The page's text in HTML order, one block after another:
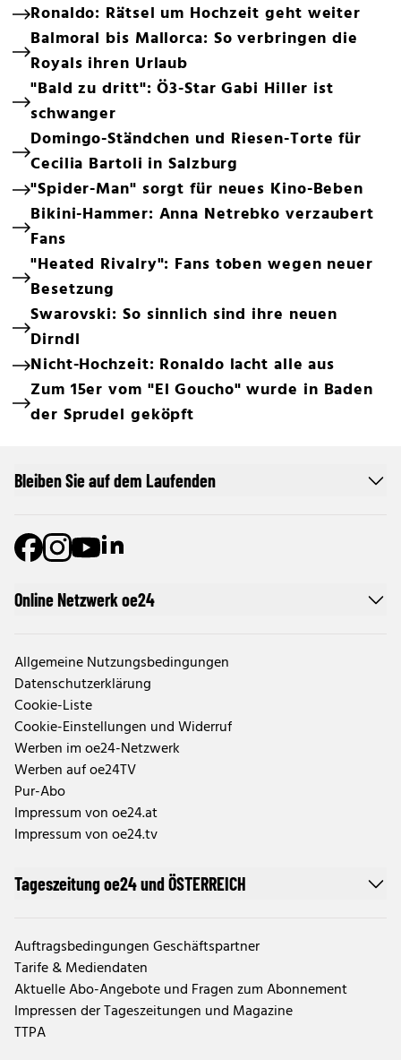
Ronaldo: Rätsel um Hochzeit geht weiter
Balmoral bis Mallorca: So verbringen die
Royals ihren Urlaub
"Bald zu dritt": Ö3-Star Gabi Hiller ist
schwanger
Domingo-Ständchen und Riesen-Torte für
Cecilia Bartoli in Salzburg
"Spider-Man" sorgt für neues Kino-Beben
Bikini-Hammer: Anna Netrebko verzaubert
Fans
"Heated Rivalry": Fans toben wegen neuer
Besetzung
Swarovski: So sinnlich sind ihre neuen
Dirndl
Nicht-Hochzeit: Ronaldo lacht alle aus
Zum 15er vom "El Goucho" wurde in Baden
der Sprudel geköpft
Online Netzwerk oe24
Allgemeine Nutzungsbedingungen
Datenschutzerklärung
Cookie-Liste
Cookie-Einstellungen und Widerruf
Werben im oe24-Netzwerk
Werben auf oe24TV
Pur-Abo
Impressum von oe24.at
Impressum von oe24.tv
Tageszeitung oe24 und ÖSTERREICH
Auftragsbedingungen Geschäftspartner
Tarife & Mediendaten
Aktuelle Abo-Angebote und Fragen zum Abonnement
Impressen der Tageszeitungen und Magazine
TTPA
Bleiben Sie auf dem Laufenden